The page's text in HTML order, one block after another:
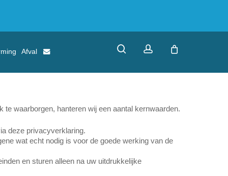
Afval searchaccount
waarborgen, hanteren wij een aantal kernwaarden.
deze privacyverklaring.
wat echt nodig is voor de goede werking van de
en sturen alleen na uw uitdrukkelijke